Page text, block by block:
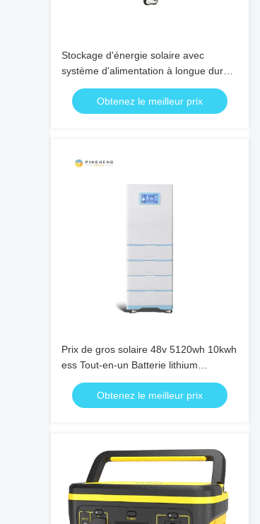
Stockage d'énergie solaire avec
système d'alimentation à longue durée
de vie 48v/51.2V 768v 512v 50ah
100ah 400ah 20kwh Batterie Lifepo4
empilable
Obtenez le meilleur prix
Prix de gros solaire 48v 5120wh 10kwh
ess Tout-en-un Batterie lithium
empilable Inclut onduleur Système de
stockage d'énergie domestique
Obtenez le meilleur prix